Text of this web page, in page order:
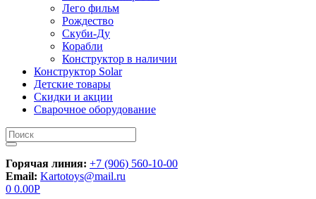
Лего фильм
Рождество
Скуби-Ду
Корабли
Конструктор в наличии
Конструктор Solar
Детские товары
Скидки и акции
Сварочное оборудование
Искать:
Горячая линия: +7 (906) 560-10-00
Email: Kartotoys@mail.ru
0 0.00Р